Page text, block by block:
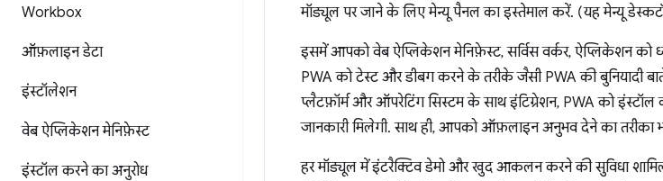
Workbox
ऑफ़लाइन डेटा
इंस्टॉलेशन
वेब ऐप्लिकेशन मेनिफ़ेस्ट
इंस्टॉल करने का अनुरोध
मॉड्यूल पर जाने के लिए मेन्यू पैनल का इस्तेमाल करें. (यह मेन्यू
इसमें आपको वेब ऐप्लिकेशन मेनिफ़ेस्ट, सर्विस वर्कर, ऐप्लिकेशन
PWA को टेस्ट और डीबग करने के तरीके जैसी PWA की बुनियादी
प्लैटफ़ॉर्म और ऑपरेटिंग सिस्टम के साथ इंटिग्रेशन, PWA को
जानकारी मिलेगी. साथ ही, आपको ऑफ़लाइन अनुभव देने का तरीका
हर मॉड्यूल में इंटरैक्टिव डेमो और खुद आकलन करने की सुविधा